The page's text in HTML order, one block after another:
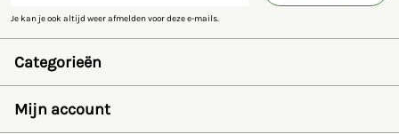
Je kan je ook altijd weer afmelden voor deze e-mails.
Categorieën
Bruder
SIKU
Mijn account